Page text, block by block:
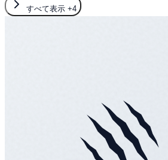
すべて表示 +4